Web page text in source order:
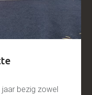
bezig zowel